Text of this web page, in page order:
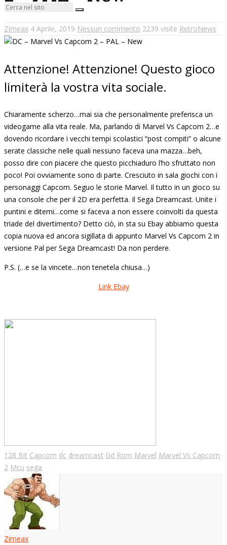
Zimeax 4 Aprile, 2019 Nessun commento 2239 visite RetroNews
Attenzione! Attenzione! Questo gioco
limiterà la vostra vita sociale.
Chiaramente scherzo…mai sia che personalmente preferisca un
videogame alla vita reale. Ma, parlando di Marvel Vs Capcom 2…e
dovendo ricordare i vecchi tempi scolastici “post compiti” o alcune
serate classiche nelle quali nessuno faceva una mazza…beh,
posso dire con piacere che questo picchiaduro l’ho sfruttato non
poco! Poi ovviamente sono di parte. Cresciuto in sala giochi con i
personaggi Capcom. Seguo le storie Marvel. Il tutto in un gioco su
una console che per il 2D era perfetta. Il Sega Dreamcast. Unite i
puntini e ditemi…come si faceva a non essere coinvolti da questa
triade del divertimento? Detto ciò, in sta su Ebay abbiamo questa
copia nuova ed ancora sigillata di appunto Marvel Vs Capcom 2 in
versione Pal per Sega Dreamcast! Da non perdere.
P.S. (…e se la vincete…non tenetela chiusa…)
Link Ebay
128 Bit Capcom dc dreamcast Gd Rom Marvel Marvel Vs Capcom
2 Mcu sega
Zimeax